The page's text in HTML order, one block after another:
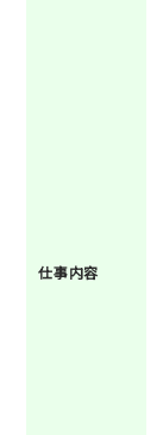
仕事内容